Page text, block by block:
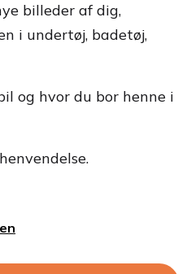
billeder af dig,
i undertøj, badetøj,
og hvor du bor henne i